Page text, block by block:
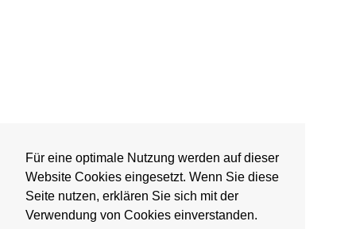
Für eine optimale Nutzung werden auf dieser
Website Cookies eingesetzt. Wenn Sie diese
Seite nutzen, erklären Sie sich mit der
Verwendung von Cookies einverstanden.